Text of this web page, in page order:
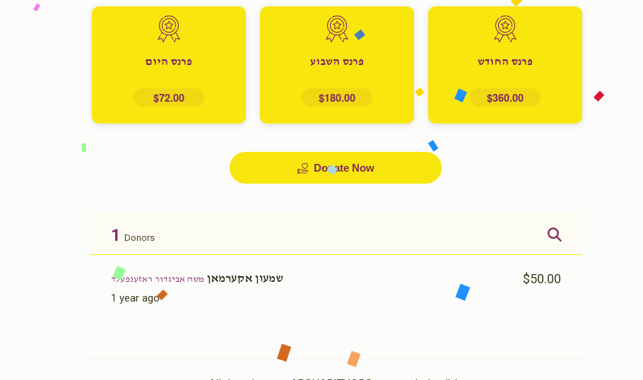
פרנס החודש
$360.00
פרנס השבוע
$180.00
פרנס היום
$72.00
Donate Now
1 Donors
שמעון אקערמאן משה אביגדור ראזענפעלד
1 year ago
$50.00